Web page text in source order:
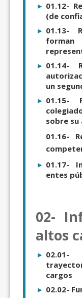
01.12-
(de
01.13-
forman
01.14-
un
01.15-
sobre
01.16-
01.17-
entes
02-
altos
cargos
02.02-